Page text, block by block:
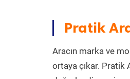
Pratik
Aracın marka ve
ortaya çıkar. Pratik